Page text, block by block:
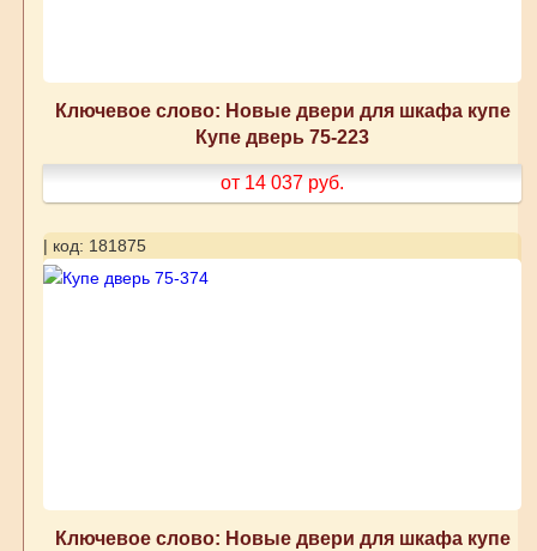
Ключевое слово: Новые двери для шкафа купе
Купе дверь 75-223
от 14 037 руб.
| код: 181875
Ключевое слово: Новые двери для шкафа купе